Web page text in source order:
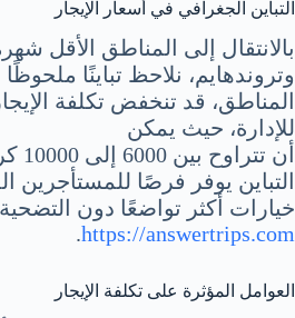
التباين الجغرافي في أسعار الإيجار
بالانتقال إلى المناطق الأقل
وتروندهايم، نلاحظ تباينًا
المناطق، قد تنخفض تكلفة
للإدارة، حيث يمكن
أن
التباين يوفر فرصًا للمستأجرين
خيارات أكثر تواضعًا دون
https://answertrips.com
.
العوامل المؤثرة على تكلفة الإيجار